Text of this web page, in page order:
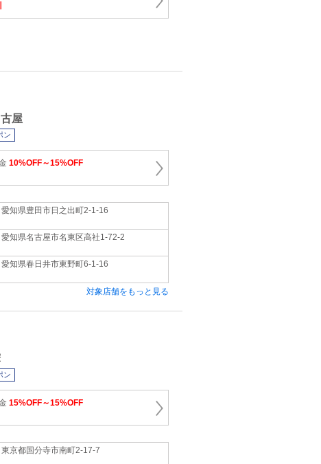
屋
ン
10%OFF～15%OFF
愛知県豊田市日之出町2‐1‐16
愛知県名古屋市名東区高社1‐72‐2
愛知県春日井市東野町6‐1‐16
対象店舗をもっと見る
ン
15%OFF～15%OFF
東京都国分寺市南町2-17-7